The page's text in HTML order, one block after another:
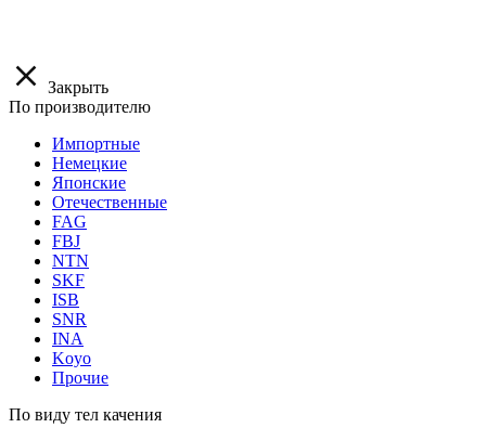
Закрыть
По производителю
Импортные
Немецкие
Японские
Отечественные
FAG
FBJ
NTN
SKF
ISB
SNR
INA
Koyo
Прочие
По виду тел качения